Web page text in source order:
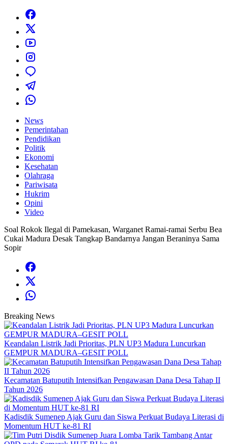
News
Pemerintahan
Pendidikan
Politik
Ekonomi
Kesehatan
Olahraga
Pariwisata
Hukrim
Opini
Video
Soal Rokok Ilegal di Pamekasan, Warganet Ramai-ramai Serbu Bea
Cukai Madura Desak Tangkap Bandarnya Jangan Beraninya Sama
Sopir
Breaking News
Keandalan Listrik Jadi Prioritas, PLN UP3 Madura Luncurkan
GEMPUR MADURA–GESIT POLL
Kecamatan Batuputih Intensifkan Pengawasan Dana Desa Tahap II
Tahun 2026
Kadisdik Sumenep Ajak Guru dan Siswa Perkuat Budaya Literasi di
Momentum HUT ke-81 RI